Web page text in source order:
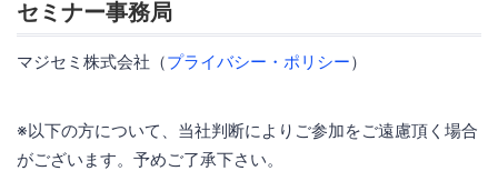
セミナー事務局
マジセミ株式会社（プライバシー・ポリシー）
※以下の方について、当社判断によりご参加をご遠慮頂く場合
がございます。予めご了承下さい。